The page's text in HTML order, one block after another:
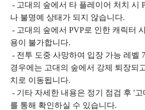
- 고대의 숲에서 타 플레이어 처치 시
나 불명예 상태가 되지 않습니다.
- 고대의 숲에서 PVP로 인한 캐릭터
용이 불가합니다.
- 전투 도중 사망하여 입장 가능 레벨
경우에는 고대의 숲에서 강제 퇴장되
치로 이동됩니다.
- 기타 자세한 내용은 정기 점검 후 '
를 통해 확인하실 수 있습니다.